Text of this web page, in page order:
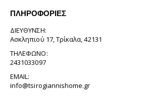
ΠΛΗΡΟΦΟΡΊΕΣ
ΔΙΕΎΘΥΝΣΗ:
Ασκληπιού 17, Τρίκαλα, 42131
ΤΗΛΈΦΩΝΟ:
2431033097
EMAIL:
info@tsirogiannishome.gr